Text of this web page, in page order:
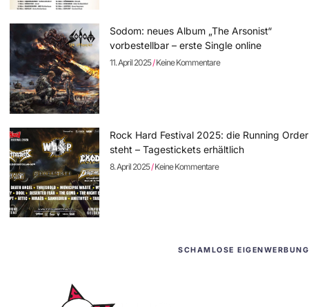
Sodom: neues Album „The Arsonist“
vorbestellbar – erste Single online
11. April 2025 Keine Kommentare
Rock Hard Festival 2025: die Running Order
steht – Tagestickets erhältlich
8. April 2025 Keine Kommentare
SCHAMLOSE EIGENWERBUNG